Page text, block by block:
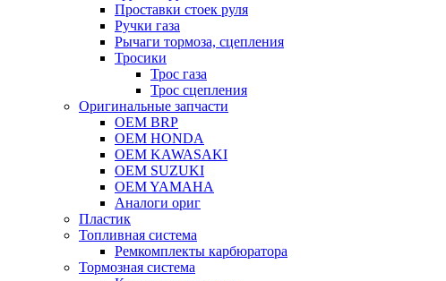
Проставки стоек руля
Ручки газа
Рычаги тормоза, сцепления
Тросики
Трос газа
Трос сцепления
Оригинальные запчасти
OEM BRP
OEM HONDA
OEM KAWASAKI
OEM SUZUKI
OEM YAMAHA
Аналоги ориг
Пластик
Топливная система
Ремкомплекты карбюратора
Тормозная система